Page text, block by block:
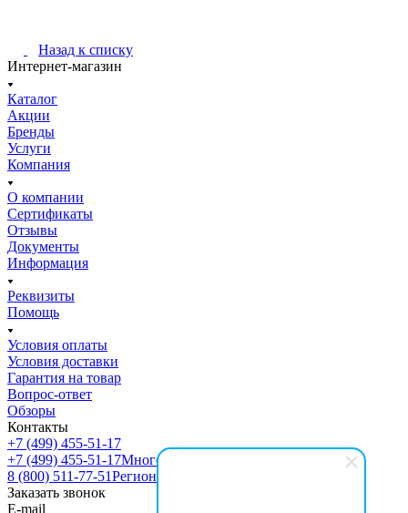
Назад к списку
Интернет-магазин
Каталог
Акции
Бренды
Услуги
Компания
О компании
Сертификаты
Отзывы
Документы
Информация
Реквизиты
Помощь
Условия оплаты
Условия доставки
Гарантия на товар
Вопрос-ответ
Обзоры
Контакты
+7 (499) 455-51-17
+7 (499) 455-51-17Многоканальный
8 (800) 511-77-51Регионы РФ
Заказать звонок
E-mail